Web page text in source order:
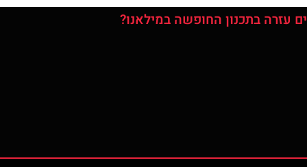
עזרה בתכנון החופשה במילאנו?